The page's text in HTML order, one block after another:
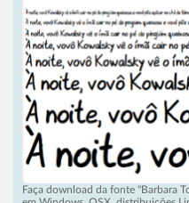
Faça download da fonte "Barbara